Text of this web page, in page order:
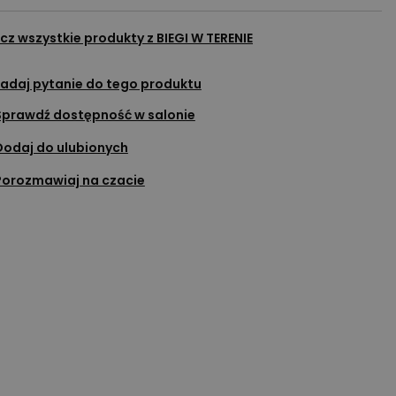
wszystkie produkty z BIEGI W TERENIE
pytanie do tego produktu
dostępność w salonie
do ulubionych
na czacie